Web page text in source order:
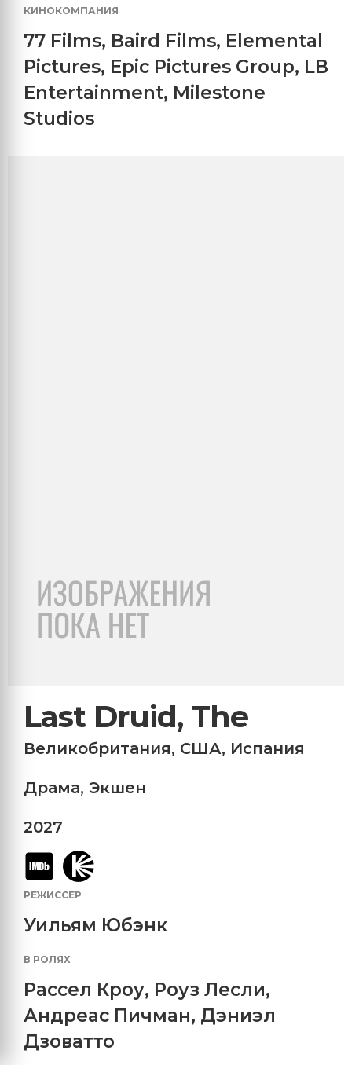
КИНОКОМПАНИЯ
77 Films, Baird Films, Elemental
Pictures, Epic Pictures Group, LB
Entertainment, Milestone
Studios
Last Druid, The
Великобритания, США, Испания
Драма, Экшен
2027
РЕЖИССЕР
Уильям Юбэнк
В РОЛЯХ
Рассел Кроу, Роуз Лесли,
Андреас Пичман, Дэниэл
Дзоватто